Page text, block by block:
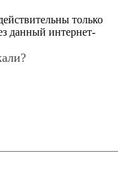
только
данный интернет-